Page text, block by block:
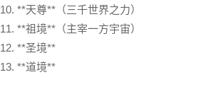
10. **天尊**（三千世界之力）
11. **祖境**（主宰一方宇宙）
12. **圣境**
13. **道境**